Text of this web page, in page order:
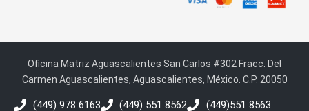
Oficina Matriz Aguascalientes San Carlos #302 Fracc. Del
Carmen Aguascalientes, Aguascalientes, México. C.P. 20050
(449) 978 6163 (449) 551 8562 (449)551 8563